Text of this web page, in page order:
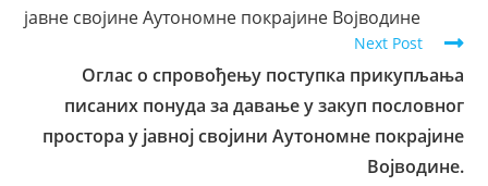
јавне својине Аутономне покрајине Војводине
Next Post
Оглас о спровођењу поступка прикупљања
писаних понуда за давање у закуп пословног
простора у јавној својини Аутономне покрајине
Војводине.